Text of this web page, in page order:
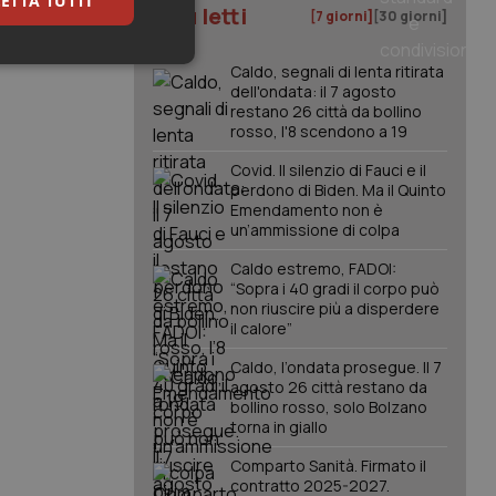
per la
I più letti [7 giorni] [30 giorni]
Caldo, segnali di lenta ritirata
dell'ondata: il 7 agosto
restano 26 città da bollino
rosso, l'8 scendono a 19
Covid. Il silenzio di Fauci e il
perdono di Biden. Ma il Quinto
Emendamento non è
un’ammissione di colpa
Caldo estremo, FADOI:
“Sopra i 40 gradi il corpo può
non riuscire più a disperdere
il calore”
Caldo, l’ondata prosegue. Il 7
agosto 26 città restano da
bollino rosso, solo Bolzano
torna in giallo
Comparto Sanità. Firmato il
contratto 2025-2027.